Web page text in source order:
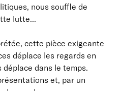
nous souffle de
lutte...
cette pièce exigeante
déplace les regards en
déplace dans le temps.
et, par un